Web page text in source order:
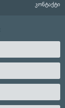
კონტაქტი